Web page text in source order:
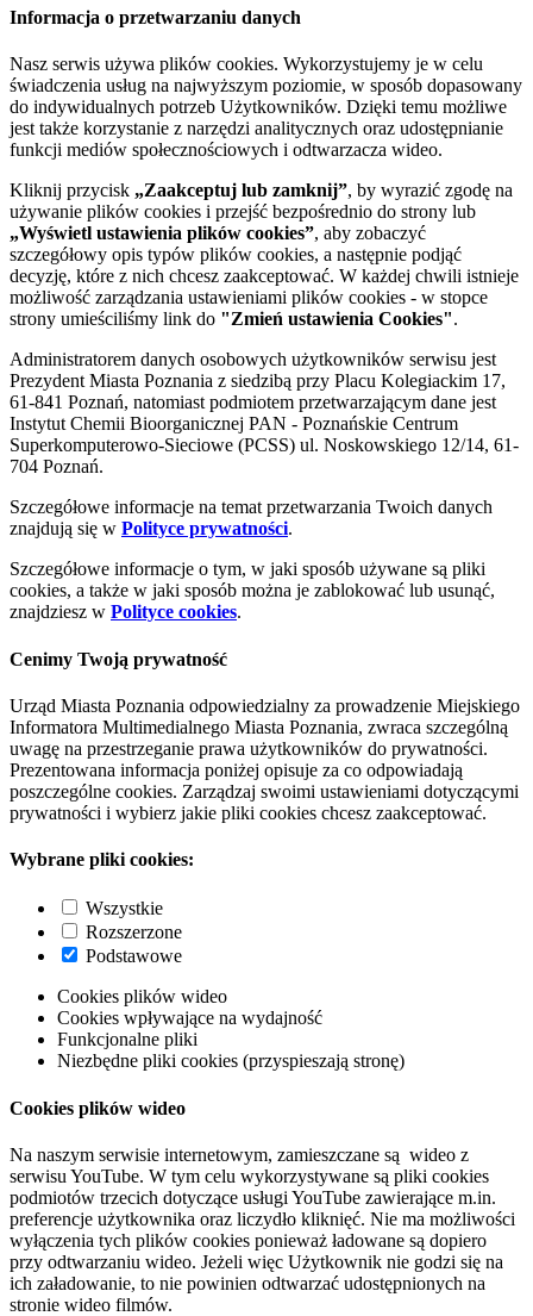
Informacja o przetwarzaniu danych
Nasz serwis używa plików cookies. Wykorzystujemy je w celu
świadczenia usług na najwyższym poziomie, w sposób dopasowany
do indywidualnych potrzeb Użytkowników. Dzięki temu możliwe
jest także korzystanie z narzędzi analitycznych oraz udostępnianie
funkcji mediów społecznościowych i odtwarzacza wideo.
Kliknij przycisk „Zaakceptuj lub zamknij”, by wyrazić zgodę na
używanie plików cookies i przejść bezpośrednio do strony lub
„Wyświetl ustawienia plików cookies”, aby zobaczyć
szczegółowy opis typów plików cookies, a następnie podjąć
decyzję, które z nich chcesz zaakceptować. W każdej chwili istnieje
możliwość zarządzania ustawieniami plików cookies - w stopce
strony umieściliśmy link do "Zmień ustawienia Cookies".
Administratorem danych osobowych użytkowników serwisu jest
Prezydent Miasta Poznania z siedzibą przy Placu Kolegiackim 17,
61-841 Poznań, natomiast podmiotem przetwarzającym dane jest
Instytut Chemii Bioorganicznej PAN - Poznańskie Centrum
Superkomputerowo-Sieciowe (PCSS) ul. Noskowskiego 12/14, 61-
704 Poznań.
Szczegółowe informacje na temat przetwarzania Twoich danych
znajdują się w Polityce prywatności.
Szczegółowe informacje o tym, w jaki sposób używane są pliki
cookies, a także w jaki sposób można je zablokować lub usunąć,
znajdziesz w Polityce cookies.
Cenimy Twoją prywatność
Urząd Miasta Poznania odpowiedzialny za prowadzenie Miejskiego
Informatora Multimedialnego Miasta Poznania, zwraca szczególną
uwagę na przestrzeganie prawa użytkowników do prywatności.
Prezentowana informacja poniżej opisuje za co odpowiadają
poszczególne cookies. Zarządzaj swoimi ustawieniami dotyczącymi
prywatności i wybierz jakie pliki cookies chcesz zaakceptować.
Wybrane pliki cookies:
Wszystkie
Rozszerzone
Podstawowe
Cookies plików wideo
Cookies wpływające na wydajność
Funkcjonalne pliki
Niezbędne pliki cookies (przyspieszają stronę)
Cookies plików wideo
Na naszym serwisie internetowym, zamieszczane są wideo z
serwisu YouTube. W tym celu wykorzystywane są pliki cookies
podmiotów trzecich dotyczące usługi YouTube zawierające m.in.
preferencje użytkownika oraz liczydło kliknięć. Nie ma możliwości
wyłączenia tych plików cookies ponieważ ładowane są dopiero
przy odtwarzaniu wideo. Jeżeli więc Użytkownik nie godzi się na
ich załadowanie, to nie powinien odtwarzać udostępnionych na
stronie wideo filmów.